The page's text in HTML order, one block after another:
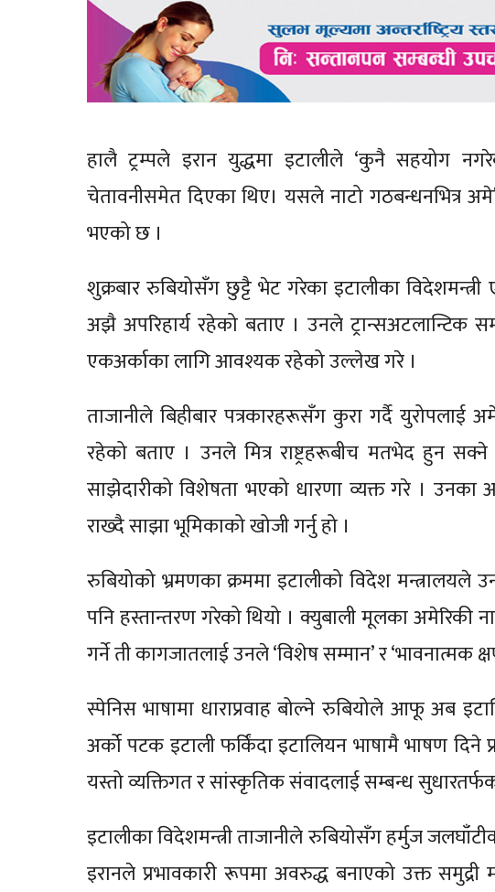
हालै ट्रम्पले इरान युद्धमा इटालीले ‘कुनै सहयोग
चेतावनीसमेत दिएका थिए। यसले नाटो गठबन्धनभित्र
भएको छ ।
शुक्रबार रुबियोसँग छुट्टै भेट गरेका इटालीका
अझै अपरिहार्य रहेको बताए । उनले ट्रान्सअटलान्टिक
एकअर्काका लागि आवश्यक रहेको उल्लेख गरे ।
ताजानीले बिहीबार पत्रकारहरूसँग कुरा गर्दै
रहेको बताए । उनले मित्र राष्ट्रहरूबीच मतभेद हुन
साझेदारीको विशेषता भएको धारणा व्यक्त गरे ।
राख्दै साझा भूमिकाको खोजी गर्नु हो ।
रुबियोको भ्रमणका क्रममा इटालीको विदेश मन्त्रालयले
पनि हस्तान्तरण गरेको थियो । क्युबाली मूलका अमेरिकी
गर्ने ती कागजातलाई उनले ‘विशेष सम्मान’ र ‘भावनात्मक
स्पेनिस भाषामा धाराप्रवाह बोल्ने रुबियोले आफू अब
अर्को पटक इटाली फर्किंदा इटालियन भाषामै भाषण
यस्तो व्यक्तिगत र सांस्कृतिक संवादलाई सम्बन्ध
इटालीका विदेशमन्त्री ताजानीले रुबियोसँग हर्मुज
इरानले प्रभावकारी रूपमा अवरुद्ध बनाएको उक्त समुद्री